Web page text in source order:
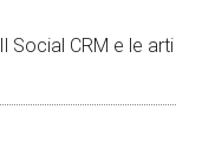
Il Social CRM e le arti